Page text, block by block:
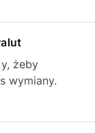
żeby
wymiany.